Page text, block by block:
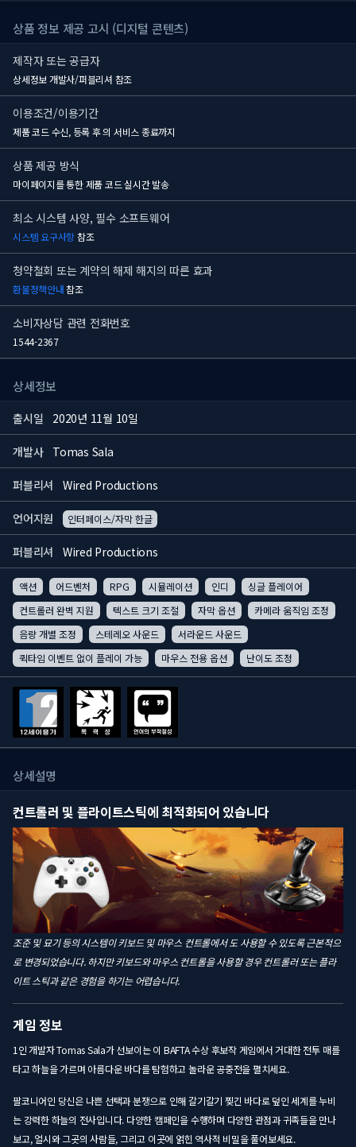
상품 정보 제공 고시 (디지털 콘텐츠)
제작자 또는 공급자
상세정보 개발사/퍼블리셔 참조
이용조건/이용기간
제품 코드 수신, 등록 후의 서비스 종료까지
상품 제공 방식
마이페이지를 통한 제품 코드 실시간 발송
최소 시스템 사양, 필수 소프트웨어
시스템 요구사항참조
청약철회 또는 계약의 해제 해지의 따른 효과
환불정책안내참조
소비자상담 관련 전화번호
1544-2367
상세정보
출시일 2020년 11월 10일
개발사 Tomas Sala
퍼블리셔 Wired Productions
언어지원 인터페이스/자막 한글
퍼블리셔 Wired Productions
액션 어드벤처 RPG 시뮬레이션 인디
싱글 플레이어
컨트롤러 완벽 지원
텍스트 크기 조절 자막 옵션
카메라 움직임 조정
음량 개별 조정
스테레오 사운드
서라운드 사운드
퀵타임 이벤트 없이 플레이 가능
마우스 전용 옵션 난이도 조정
상세설명
컨트롤러 및 플라이트스틱에 최적화되어 있습니다
조준 및 묘기 등의 시스템이 키보드 및 마우스 컨트롤에서 도 사용할 수 있도록 근본적으
로 변경되었습니다. 하지만 키보드와 마우스 컨트롤을 사용할 경우 컨트롤러 또는 플라
이트 스틱과 같은 경험을 하기는 어렵습니다.
게임 정보
1인 개발자 Tomas Sala가 선보이는 이 BAFTA 수상 후보작 게임에서 거대한 전투 매를
타고 하늘을 가르며 아름다운 바다를 탐험하고 놀라운 공중전을 펼치세요.
팔코니어인 당신은 나쁜 선택과 분쟁으로 인해 갈기갈기 찢긴 바다로 덮인 세계를 누비
는 강력한 하늘의 전사입니다. 다양한 캠페인을 수행하며 다양한 관점과 귀족들을 만나
보고, 얼시와 그곳의 사람들, 그리고 이곳에 얽힌 역사적 비밀을 풀어보세요.